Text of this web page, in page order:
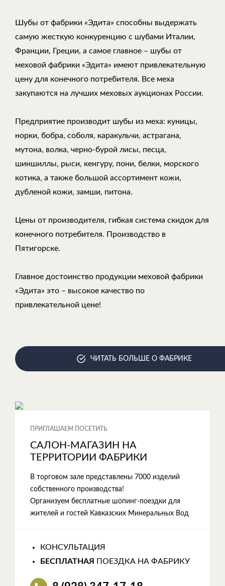
Шубы от фабрики «Эдита» способны выдержать
самую жесткую конкуренцию с шубами Италии,
Франции, Греции, а самое главное – шубы от
меховой фабрики «Эдита» имеют привлекательную
цену для конечного потребителя. Все меха
закупаются на лучших меховых аукционах России.
Предприятие производит шубы из меха: куницы,
норки, бобра, соболя, каракульчи, астрагана,
мутона, волка, черно-бурой лисы, песца,
шиншиллы, рыси, кенгуру, пони, белки, морского
котика, а также большой ассортимент кожи,
дубленой кожи, замши, питона.
Цены от производителя, гибкая система скидок для
конечного потребителя. Производство в
Пятигорске.
Главное достоинство продукции меховой фабрики
«Эдита» это – высокое качество по
привлекательной цене!
ЧИТАТЬ БОЛЬШЕ О ФАБРИКЕ
ПРИГЛАШАЕМ ПОСЕТИТЬ
САЛОН-МАГАЗИН НА
ТЕРРИТОРИИ ФАБРИКИ
В торговом зале представлены 7000 изделий
собственного производства!
Организуем бесплатные шопинг-поездки для
жителей и гостей Кавказских Минеральных Вод
КОНСУЛЬТАЦИЯ
БЕСПЛАТНАЯ
ПОЕЗДКА НА ФАБРИКУ